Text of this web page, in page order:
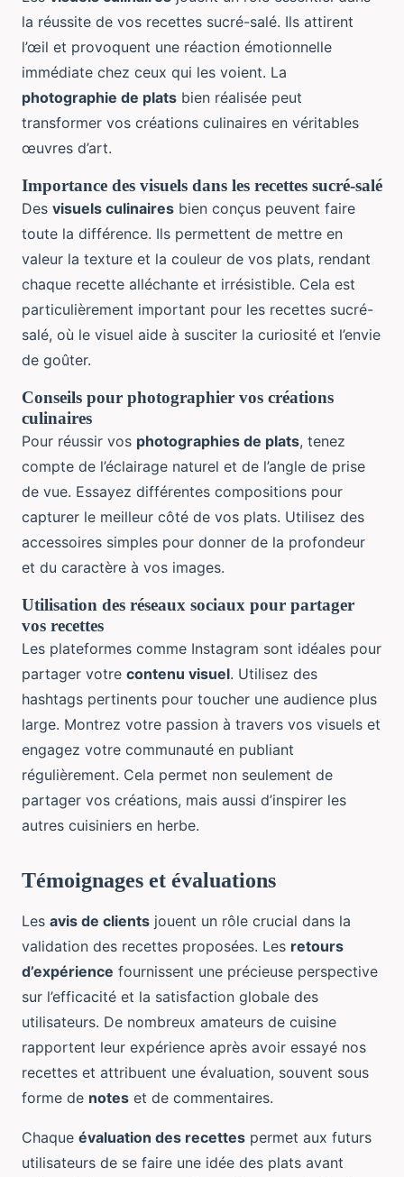
la réussite de vos recettes sucré-salé. Ils attirent
l’œil et provoquent une réaction émotionnelle
immédiate chez ceux qui les voient. La
photographie de plats bien réalisée peut
transformer vos créations culinaires en véritables
œuvres d’art.
Importance des visuels dans les recettes sucré-salé
Des visuels culinaires bien conçus peuvent faire
toute la différence. Ils permettent de mettre en
valeur la texture et la couleur de vos plats, rendant
chaque recette alléchante et irrésistible. Cela est
particulièrement important pour les recettes sucré-
salé, où le visuel aide à susciter la curiosité et l’envie
de goûter.
Conseils pour photographier vos créations
culinaires
Pour réussir vos photographies de plats, tenez
compte de l’éclairage naturel et de l’angle de prise
de vue. Essayez différentes compositions pour
capturer le meilleur côté de vos plats. Utilisez des
accessoires simples pour donner de la profondeur
et du caractère à vos images.
Utilisation des réseaux sociaux pour partager
vos recettes
Les plateformes comme Instagram sont idéales pour
partager votre contenu visuel. Utilisez des
hashtags pertinents pour toucher une audience plus
large. Montrez votre passion à travers vos visuels et
engagez votre communauté en publiant
régulièrement. Cela permet non seulement de
partager vos créations, mais aussi d’inspirer les
autres cuisiniers en herbe.
Témoignages et évaluations
Les avis de clients jouent un rôle crucial dans la
validation des recettes proposées. Les retours
d’expérience fournissent une précieuse perspective
sur l’efficacité et la satisfaction globale des
utilisateurs. De nombreux amateurs de cuisine
rapportent leur expérience après avoir essayé nos
recettes et attribuent une évaluation, souvent sous
forme de notes et de commentaires.
Chaque évaluation des recettes permet aux futurs
utilisateurs de se faire une idée des plats avant